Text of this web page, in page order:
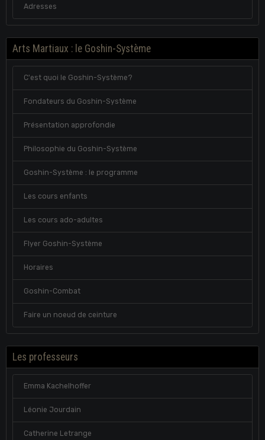
Adresses
Arts Martiaux : le Goshin-Système
C'est quoi le Goshin-Système?
Fondateurs du Goshin-Système
Présentation approfondie
Philosophie du Goshin-Système
Goshin-Système : le programme
Les cours enfants
Les cours ado-adultes
Flyer Goshin-Système
Horaires
Goshin-Combat
Faire un noeud de ceinture
Les professeurs
Emma Kachelhoffer
Léonie Jourdain
Catherine Letrange